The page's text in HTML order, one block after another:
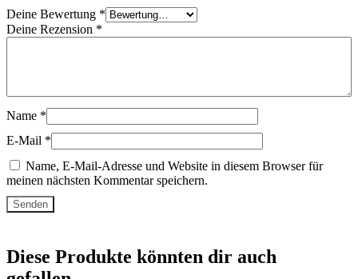
Deine Bewertung *
Deine Rezension *
Name *
E-Mail *
Name, E-Mail-Adresse und Website in diesem Browser für
meinen nächsten Kommentar speichern.
Diese Produkte könnten dir auch